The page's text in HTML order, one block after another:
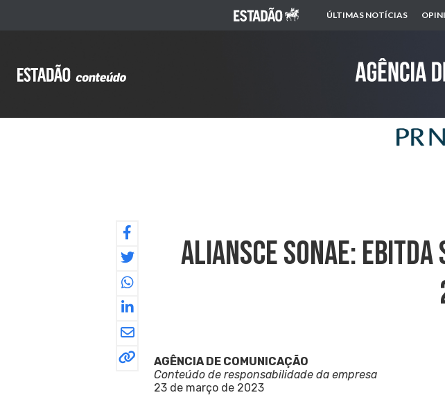
ÚLTIMAS NOTÍCIAS
ALIANSCE SONAE: EBITDA
AGÊNCIA DE COMUNICAÇÃO
Conteúdo de responsabilidade da empresa
23 de março de 2023